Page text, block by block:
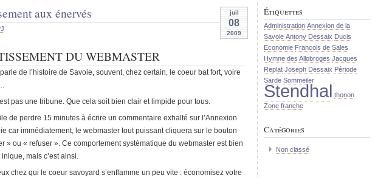
juil
08
2009
aux énervés
DU WEBMASTER
de l’histoire de Savoie, souvent, chez certain, le coeur bat fort, voire
pas une tribune. Que cela soit bien clair et limpide pour tous.
de perdre 15 minutes à écrire un commentaire exhalté sur l’Annexion
car immédiatement, le webmaster tout puissant cliquera sur le bouton
» ou « refuser ». Ce comportement systématique du webmaster est bien
mais c’est ainsi.
chez qui le coeur savoyard s’enflamme un peu vite : économisez votre
Étiquettes
Administration Annexion de la
Savoie Antony Dessaix Ducis
Economie Francois de Sales
Hymne des Allobroges Jacques
Replat Joseph Dessaix Période
Sarde Sommeiler
Stendhal thonon
Zone franche
Catégories
Non classé